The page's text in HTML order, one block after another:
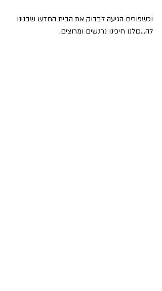
וכשפורים הגיעה לבדוק את הבית החדש שבנינו
לה...כולנו חיכינו נרגשים ומרוצים.